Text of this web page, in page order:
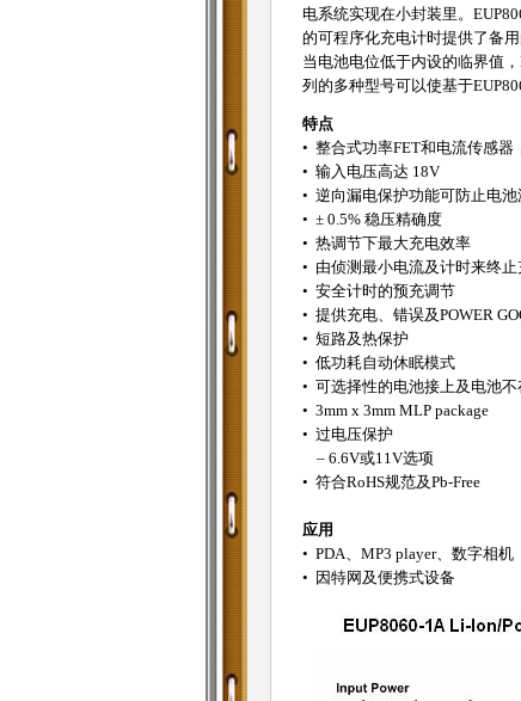
电系统实现在小封装里。
的可程序化充电计时提供了备
当电池电位低于内设的临界值
列的多种型号可以使基于
特点
• 整合式功率FET和电流传感器
• 输入电压高达 18V
• 逆向漏电保护功能可防止电池
• ± 0.5% 稳压精确度
• 热调节下最大充电效率
• 由侦测最小电流及计时来终止
• 安全计时的预充调节
• 提供充电、错误及POWER
• 短路及热保护
• 低功耗自动休眠模式
• 可选择性的电池接上及电池不
• 3mm x 3mm MLP package
• 过电压保护
– 6.6V或11V选项
• 符合RoHS规范及Pb-Free
应用
• PDA、MP3 player、数字相机
• 因特网及便携式设备